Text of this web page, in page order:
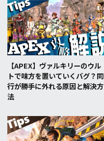
【APEX】ヴァルキリーのウル
トで味方を置いていくバグ？同
行が勝手に外れる原因と解決方
法